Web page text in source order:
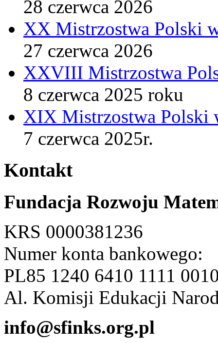
28 czerwca 2026
XX Mistrzostwa Polski
27 czerwca 2026
XXVIII Mistrzostwa
8 czerwca 2025 roku
XIX Mistrzostwa Polski
7 czerwca 2025r.
Kontakt
Fundacja Rozwoju
KRS 0000381236
Numer konta bankowego:
PL85 1240 6410 1111
Al. Komisji Edukacji
info@sfinks.org.pl